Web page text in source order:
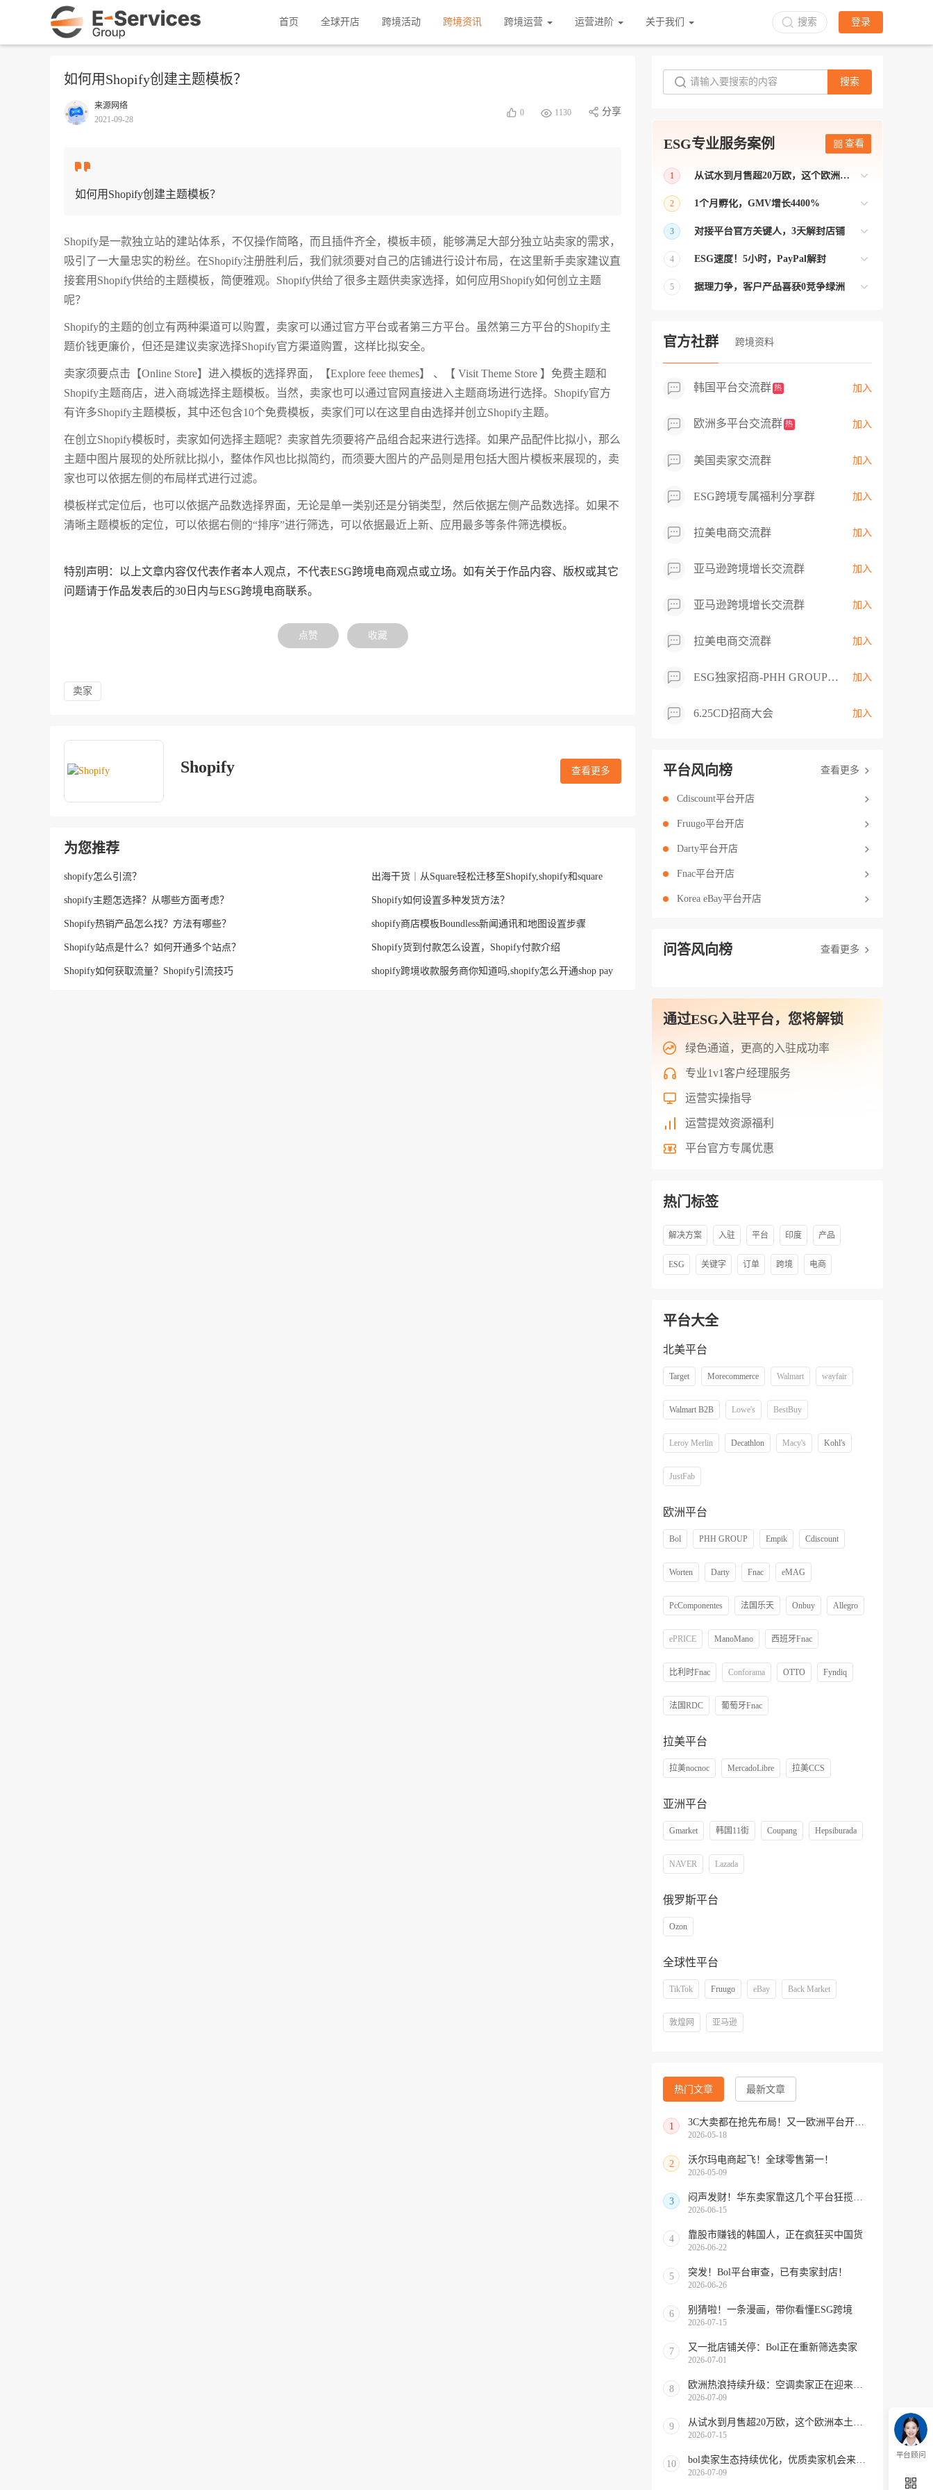
首页 全球开店 跨境活动 跨境资讯 跨境运营 运营进阶 关于我们 搜索 登录
如何用Shopify创建主题模板？
来源网络
2021-09-28
0 1130 分享
如何用Shopify创建主题模板？
Shopify是一款独立站的建站体系，不仅操作简略，而且插件齐全，模板丰硕，能够满足大部分独立站卖家的需求，
吸引了一大量忠实的粉丝。在Shopify注册胜利后，我们就须要对自己的店铺进行设计布局，在这里新手卖家建议直
接套用Shopify供给的主题模板，简便雅观。Shopify供给了很多主题供卖家选择，如何应用Shopify如何创立主题
呢？
Shopify的主题的创立有两种渠道可以购置，卖家可以通过官方平台或者第三方平台。虽然第三方平台的Shopify主
题价钱更廉价，但还是建议卖家选择Shopify官方渠道购置，这样比拟安全。
卖家须要点击【Online Store】进入模板的选择界面，【Explore feee themes】 、【 Visit Theme Store 】免费主题和
Shopify主题商店，进入商城选择主题模板。当然，卖家也可以通过官网直接进入主题商场进行选择。Shopify官方
有许多Shopify主题模板，其中还包含10个免费模板，卖家们可以在这里自由选择并创立Shopify主题。
在创立Shopify模板时，卖家如何选择主题呢？卖家首先须要将产品组合起来进行选择。如果产品配件比拟小，那么
主题中图片展现的处所就比拟小，整体作风也比拟简约，而须要大图片的产品则是用包括大图片模板来展现的，卖
家也可以依据左侧的布局样式进行过滤。
模板样式定位后，也可以依据产品数选择界面，无论是单一类别还是分销类型，然后依据左侧产品数选择。如果不
清晰主题模板的定位，可以依据右侧的“排序”进行筛选，可以依据最近上新、应用最多等条件筛选模板。
特别声明：以上文章内容仅代表作者本人观点，不代表ESG跨境电商观点或立场。如有关于作品内容、版权或其它
问题请于作品发表后的30日内与ESG跨境电商联系。
点赞 收藏
卖家
Shopify 查看更多
为您推荐
shopify怎么引流？ 出海干货｜从Square轻松迁移至Shopify,shopify和square
shopify主题怎选择？从哪些方面考虑？ Shopify如何设置多种发货方法？
Shopify热销产品怎么找？方法有哪些？ shopify商店模板Boundless新闻通讯和地图设置步骤
Shopify站点是什么？如何开通多个站点？ Shopify货到付款怎么设置，Shopify付款介绍
Shopify如何获取流量？Shopify引流技巧 shopify跨境收款服务商你知道吗,shopify怎么开通shop pay
搜索
ESG专业服务案例 查看
1
从试水到月售超20万欧，这个欧洲本土平台被低估了
2
1个月孵化，GMV增长4400%
业】 >> Gmarket卖家店铺经过ESG跨境客
3
对接平台官方关键人，3天解封店铺
跨境帮我解决了韩国平台店铺异常问题
4
ESG速度！5小时，PayPal解封
ESG拥有Paypal支付和Onbuy平台双绿通道
5
据理力争，客户产品喜获0竞争绿洲
取机会，卖家成功上架市场热卖而平台稀
缺产品，拓展了西班牙新商机！
官方社群 跨境资料
韩国平台交流群 热 加入
欧洲多平台交流群 热 加入
美国卖家交流群 加入
ESG跨境专属福利分享群 加入
拉美电商交流群 加入
亚马逊跨境增长交流群 加入
亚马逊跨境增长交流群 加入
拉美电商交流群 加入
ESG独家招商-PHH GROUP卖家交流群 加入
6.25CD招商大会 加入
平台风向榜 查看更多
Cdiscount平台开店
Fruugo平台开店
Darty平台开店
Fnac平台开店
Korea eBay平台开店
问答风向榜 查看更多
通过ESG入驻平台，您将解锁
绿色通道，更高的入驻成功率
专业1v1客户经理服务
运营实操指导
运营提效资源福利
平台官方专属优惠
热门标签
解决方案 入驻 平台 印度 产品
ESG 关键字 订单 跨境 电商
平台大全
北美平台
Target Morecommerce Walmart wayfair
Walmart B2B Lowe's BestBuy
Leroy Merlin Decathlon Macy's Kohl's
JustFab
欧洲平台
Bol PHH GROUP Empik Cdiscount
Worten Darty Fnac eMAG
PcComponentes 法国乐天 Onbuy Allegro
ePRICE ManoMano 西班牙Fnac
比利时Fnac Conforama OTTO Fyndiq
法国RDC 葡萄牙Fnac
拉美平台
拉美nocnoc MercadoLibre 拉美CCS
亚洲平台
Gmarket 韩国11街 Coupang Hepsiburada
NAVER Lazada
俄罗斯平台
Ozon
全球性平台
TikTok Fruugo eBay Back Market
敦煌网 亚马逊
热门文章 最新文章
1 3C大卖都在抢先布局！又一欧洲平台开放中国招商
2026-05-18
2 沃尔玛电商起飞！全球零售第一！
2026-05-09
3 闷声发财！华东卖家靠这几个平台狂揽北美订单，华南机会来了！
2026-06-15
4 靠股市赚钱的韩国人，正在疯狂买中国货
2026-06-22
5 突发！Bol平台审查，已有卖家封店！
2026-06-26
6 别猜啦！一条漫画，带你看懂ESG跨境
2026-07-15
7 又一批店铺关停：Bol正在重新筛选卖家
2026-07-01
8 欧洲热浪持续升级：空调卖家正在迎来窗口期！
2026-07-09
9 从试水到月售超20万欧，这个欧洲本土平台被低估了
2026-07-15
10 bol卖家生态持续优化，优质卖家机会来啦！
2026-07-09
平台顾问